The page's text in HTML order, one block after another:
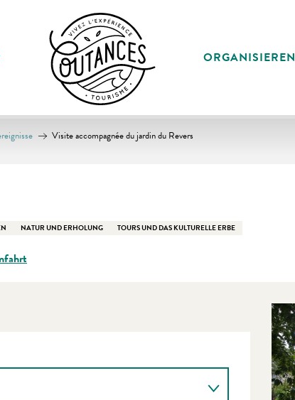
ORGANISIEREN
Visite accompagnée du jardin du Revers
NATUR UND ERHOLUNG TOURS UND DAS KULTURELLE ERBE